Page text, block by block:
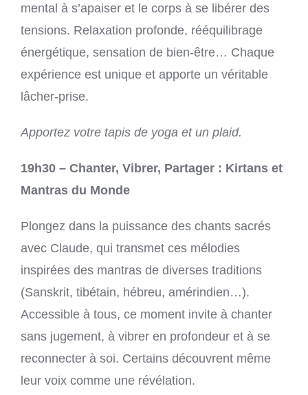
mental à s’apaiser et le corps à se libérer des
tensions. Relaxation profonde, rééquilibrage
énergétique, sensation de bien-être… Chaque
expérience est unique et apporte un véritable
lâcher-prise.
Apportez votre tapis de yoga et un plaid.
19h30 – Chanter, Vibrer, Partager : Kirtans et
Mantras du Monde
Plongez dans la puissance des chants sacrés
avec Claude, qui transmet ces mélodies
inspirées des mantras de diverses traditions
(Sanskrit, tibétain, hébreu, amérindien…).
Accessible à tous, ce moment invite à chanter
sans jugement, à vibrer en profondeur et à se
reconnecter à soi. Certains découvrent même
leur voix comme une révélation.